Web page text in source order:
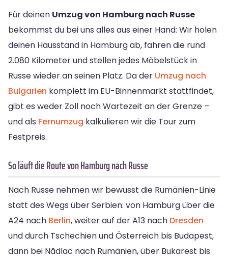
Für deinen Umzug von Hamburg nach Russe
bekommst du bei uns alles aus einer Hand: Wir holen
deinen Hausstand in Hamburg ab, fahren die rund
2.080 Kilometer und stellen jedes Möbelstück in
Russe wieder an seinen Platz. Da der Umzug nach
Bulgarien komplett im EU-Binnenmarkt stattfindet,
gibt es weder Zoll noch Wartezeit an der Grenze –
und als Fernumzug kalkulieren wir die Tour zum
Festpreis.
So läuft die Route von Hamburg nach Russe
Nach Russe nehmen wir bewusst die Rumänien-Linie
statt des Wegs über Serbien: von Hamburg über die
A24 nach Berlin, weiter auf der A13 nach Dresden
und durch Tschechien und Österreich bis Budapest,
dann bei Nădlac nach Rumänien, über Bukarest bis